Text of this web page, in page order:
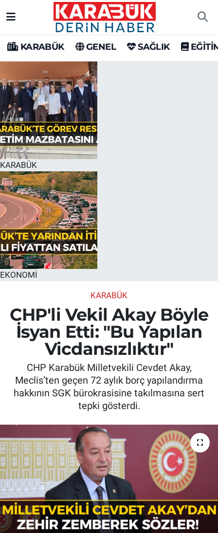
KARABÜK GENEL SAĞLIK
KARABÜK
EKONOMİ
KARABÜK
CHP'li Vekil Akay Böyle
İsyan Etti: "Bu Yapılan
Vicdansızlıktır"
CHP Karabük Milletvekili Cevdet Akay,
Meclis’ten geçen 72 aylık borç yapılandırma
hakkının SGK bürokrasisine takılmasına sert
tepki gösterdi.
Karabük Hava Durumu
Karabük Trafik Yoğunluk Haritası
Süper Lig Puan Durumu ve Fikstür
Tüm Manşetler
Son Dakika Haberleri
Haber Arşivi